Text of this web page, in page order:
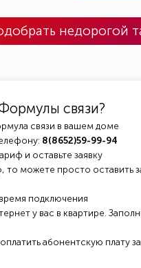
недорогой
связи?
связи в вашем доме
8(8652)59-99-94
и оставьте заявку
можете просто оставить
подключения
у вас в квартире.
абонентскую плату